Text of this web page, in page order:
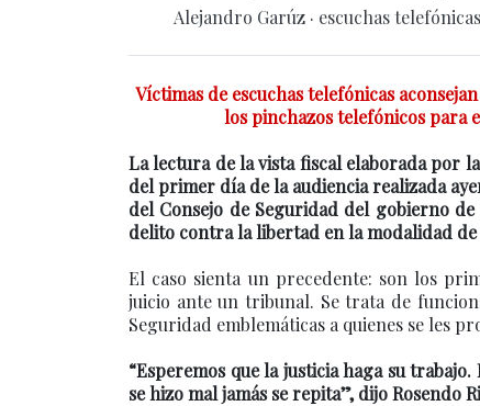
Alejandro Garúz · escuchas telefónicas
Víctimas de escuchas telefónicas
los pinchazos telefónicos para
La lectura de la vista fiscal elaborada por
del primer día de la audiencia realizada
del Consejo de Seguridad del gobierno
delito contra la libertad en la modalidad
El caso sienta un precedente: son los
juicio ante un tribunal. Se trata de
Seguridad emblemáticas a quienes se les
“Esperemos que la justicia haga su
se hizo mal jamás se repita”, dijo Rosendo